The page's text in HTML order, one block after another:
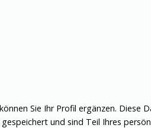
Sie Ihr Profil ergänzen. Diese
und sind Teil Ihres